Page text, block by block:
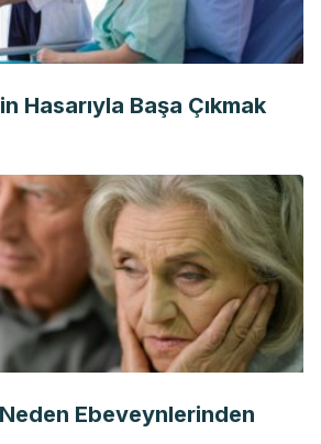
Hasarıyla Başa Çıkmak
Ebeveynlerinden